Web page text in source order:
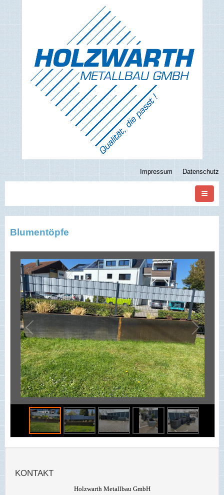
Impressum Datenschutz
Blumentöpfe
KONTAKT
Holzwarth Metallbau GmbH